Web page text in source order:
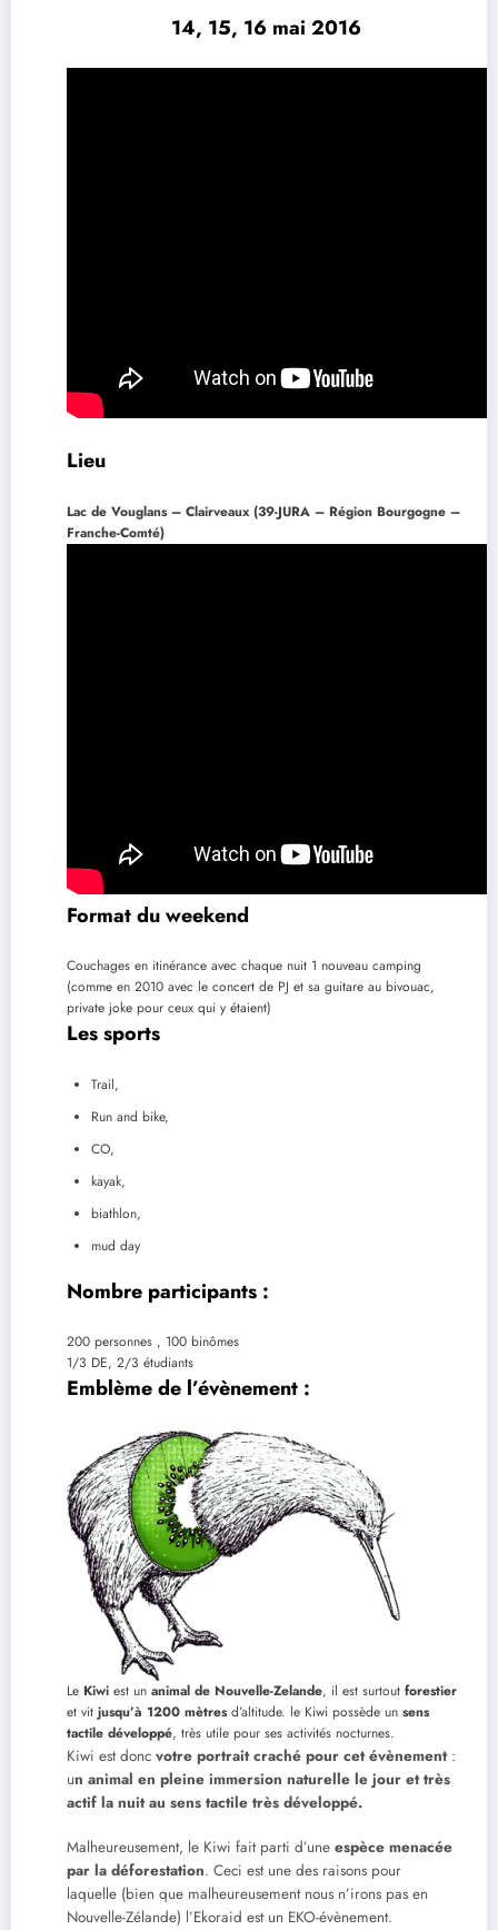
14, 15, 16 mai 2016
Lieu
Lac de Vouglans – Clairveaux (39-JURA – Région Bourgogne –
Franche-Comté)
Formatdu weekend
Couchages en itinérance avec chaque nuit 1 nouveau camping
(comme en 2010 avec le concert de PJ et sa guitare au bivouac,
private joke pour ceux qui y étaient)
Les sports
Trail,
Run and bike,
CO,
kayak,
biathlon,
mud day
Nombre participants :
200 personnes , 100 binômes
1/3 DE, 2/3 étudiants
Emblème de l’évènement :
Le Kiwi est un animal de Nouvelle-Zelande, il est surtout forestier
et vit jusqu’à 1200 mètresd’altitude. le Kiwi possède un sens
tactile développé, très utile pour ses activités nocturnes.
Kiwi est donc votre portrait craché pour cet évènement:
un animal en pleine immersion naturelle le jour et très
actif la nuit au sens tactile très développé.
Malheureusement, le Kiwi fait parti d’une espèce menacée
par la déforestation. Ceci est une des raisons pour
laquelle (bien que malheureusement nous n’irons pas en
Nouvelle-Zélande) l’Ekoraid est un EKO-évènement.